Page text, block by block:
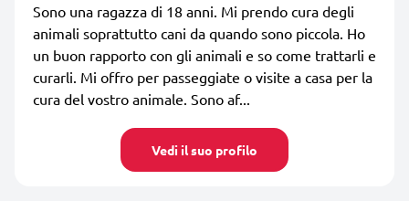
Sono una ragazza di 18 anni. Mi prendo cura degli
animali soprattutto cani da quando sono piccola. Ho
un buon rapporto con gli animali e so come trattarli e
curarli. Mi offro per passeggiate o visite a casa per la
cura del vostro animale. Sono af...
Vedi il suo profilo